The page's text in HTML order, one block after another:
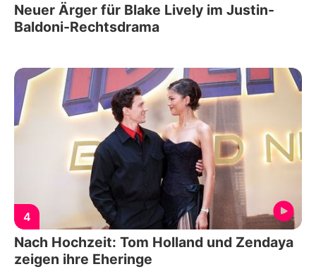
Neuer Ärger für Blake Lively im Justin-
Baldoni-Rechtsdrama
4
Nach Hochzeit: Tom Holland und Zendaya
zeigen ihre Eheringe